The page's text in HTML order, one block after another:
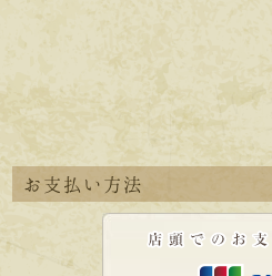
お支払い方法